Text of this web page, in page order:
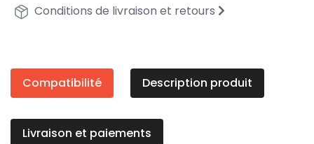
Conditions de livraison et retours
Compatibilité Description produit
Livraison et paiements